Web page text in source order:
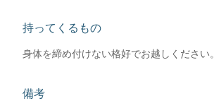
持ってくるもの
身体を締め付けない格好でお越しください。
備考